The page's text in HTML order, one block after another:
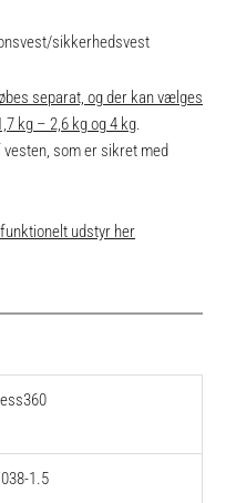
sikkerhedsvest
separat, og der kan vælges
kg – 2,6 kg og 4 kg.
som er sikret med
udstyr her
1.5